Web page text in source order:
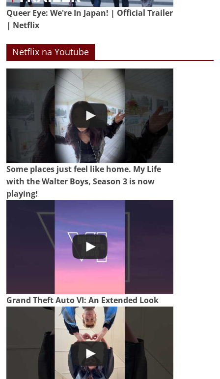
Queer Eye: We're In Japan! | Official Trailer
| Netflix
Netflix na Youtube
Some places just feel like home. My Life
with the Walter Boys, Season 3 is now
playing!
Grand Theft Auto VI: An Extended Look